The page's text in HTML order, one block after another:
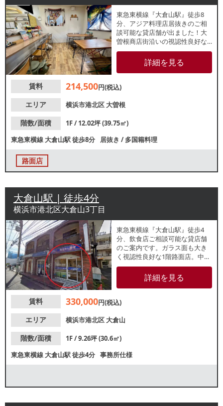
東急東横線『大倉山駅』徒歩8
分、アジア料理店居抜きのご相
談可能な貸店舗が出ました！大
曽根商店街沿いの視認性良好な1
階路面店です。周辺はカフェや
クリニック等店舗が点在するエ
リアで、地域住民を中心に集客
気軽にお問合せください。
詳細を見る
賃料 214,500円(税込)
エリア
横浜市港北区 大曽根
階数/面積
1F / 12.02坪 (39.75㎡)
東急東横線 大倉山駅徒歩8分 居抜き /多国籍料理
路面店
大倉山駅 | 徒歩4分
横浜市港北区大倉山3丁目
東急東横線『大倉山駅』徒歩4
分、飲食店ご相談可能な貸店舗
のご案内です。ガラス面も大き
く視認性良好な1階路面店。中学
校や住宅街に近接しているた
め、家族連れを中心とした集客
が期待できます。諸条件等、お
詳細を見る
賃料 330,000円(税込)
エリア
横浜市港北区 大倉山
階数/面積
1F / 9.26坪 (30.6㎡)
東急東横線 大倉山駅徒歩4分 事務所仕様